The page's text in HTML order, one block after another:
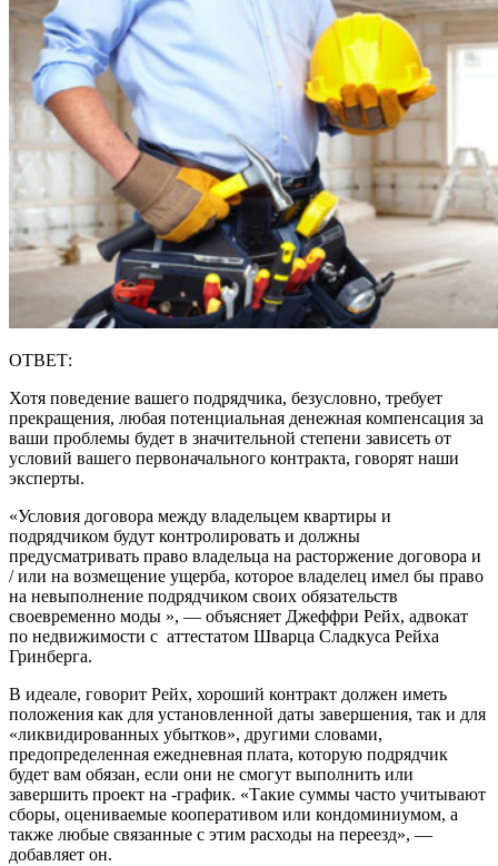
ОТВЕТ:
Хотя поведение вашего подрядчика, безусловно, требует
прекращения, любая потенциальная денежная компенсация за
ваши проблемы будет в значительной степени зависеть от
условий вашего первоначального контракта, говорят наши
эксперты.
«Условия договора между владельцем квартиры и
подрядчиком будут контролировать и должны
предусматривать право владельца на расторжение договора и
/ или на возмещение ущерба, которое владелец имел бы право
на невыполнение подрядчиком своих обязательств
своевременно моды », — объясняет Джеффри Рейх, адвокат
по недвижимости с аттестатом Шварца Сладкуса Рейха
Гринберга.
В идеале, говорит Рейх, хороший контракт должен иметь
положения как для установленной даты завершения, так и для
«ликвидированных убытков», другими словами,
предопределенная ежедневная плата, которую подрядчик
будет вам обязан, если они не смогут выполнить или
завершить проект на -график. «Такие суммы часто учитывают
сборы, оцениваемые кооперативом или кондоминиумом, а
также любые связанные с этим расходы на переезд», —
добавляет он.